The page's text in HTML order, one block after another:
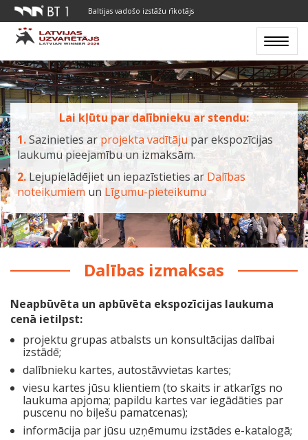
Baltijas vadošo izstāžu rīkotājs
Toggle
Lai kļūtu par dalībnieku ar stendu:
1.Sazinieties ar projekta vadītāju par ekspozīcijas
laukumu pieejamību un izmaksām.
2. Lejupielādējiet un iepazīstieties ar Dalības
noteikumiem un Līgumu-pieteikumu
Dalības izmaksas
Neapbūvēta un apbūvēta ekspozīcijas laukuma
cenā ietilpst:
projektu grupas atbalsts un konsultācijas dalībai
izstādē;
dalībnieku kartes, autostāvvietas kartes;
viesu kartes jūsu klientiem (to skaits ir atkarīgs no
laukuma apjoma; papildu kartes var iegādāties par
puscenu no biļešu pamatcenas);
informācija par jūsu uzņēmumu izstādes e-katalogā;